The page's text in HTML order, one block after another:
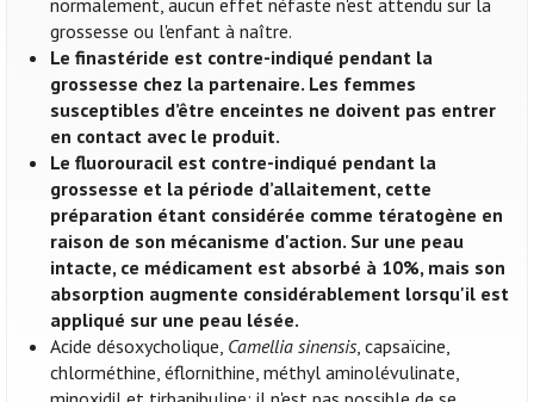
normalement, aucun effet néfaste n'est attendu sur la
grossesse ou l'enfant à naître.
Le finastéride est contre-indiqué pendant la
grossesse chez la partenaire. Les femmes
susceptibles d’être enceintes ne doivent pas entrer
en contact avec le produit.
Le fluorouracil est contre-indiqué pendant la
grossesse et la période d’allaitement, cette
préparation étant considérée comme tératogène en
raison de son mécanisme d'action. Sur une peau
intacte, ce médicament est absorbé à 10%, mais son
absorption augmente considérablement lorsqu'il est
appliqué sur une peau lésée.
Acide désoxycholique, Camellia sinensis, capsaïcine,
chlorméthine, éflornithine, méthyl aminolévulinate,